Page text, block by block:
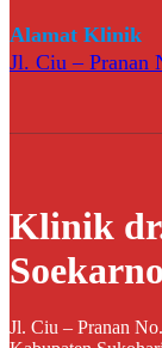
a
m
Alamat Klinik
Jl. Ciu – Pranan
Klinik
Soekarno
Jl. Ciu – Pranan